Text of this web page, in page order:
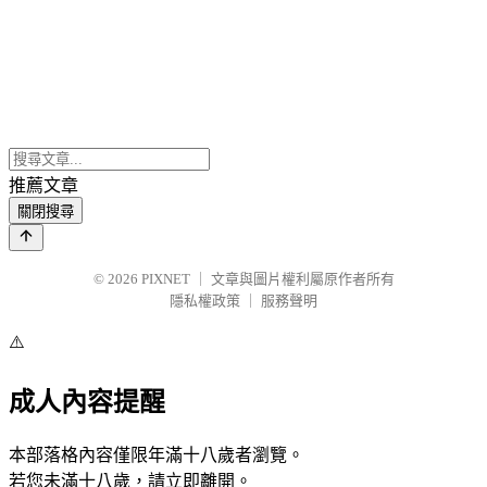
推薦文章
關閉搜尋
© 2026 PIXNET
文章與圖片權利屬原作者所有
隱私權政策
服務聲明
⚠️
成人內容提醒
本部落格內容僅限年滿十八歲者瀏覽。
若您未滿十八歲，請立即離開。